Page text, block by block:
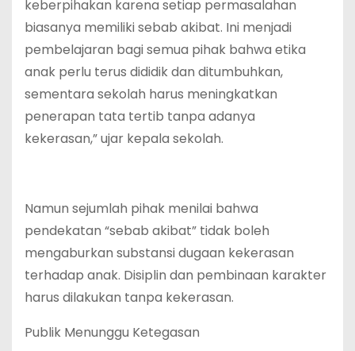
keberpihakan karena setiap permasalahan
biasanya memiliki sebab akibat. Ini menjadi
pembelajaran bagi semua pihak bahwa etika
anak perlu terus dididik dan ditumbuhkan,
sementara sekolah harus meningkatkan
penerapan tata tertib tanpa adanya
kekerasan,” ujar kepala sekolah.
Namun sejumlah pihak menilai bahwa
pendekatan “sebab akibat” tidak boleh
mengaburkan substansi dugaan kekerasan
terhadap anak. Disiplin dan pembinaan karakter
harus dilakukan tanpa kekerasan.
Publik Menunggu Ketegasan